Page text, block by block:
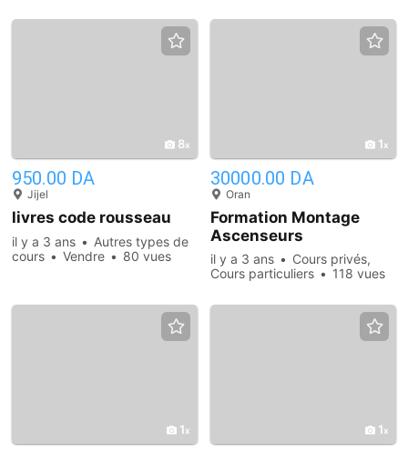
8
950.00 DA
Jijel
livres code rousseau
il y a 3 ans
Autres types de
cours
Vendre 80 vues
1
30000.00 DA
Oran
Formation Montage
Ascenseurs
il y a 3 ans
Cours privés,
Cours particuliers
118 vues
1 1